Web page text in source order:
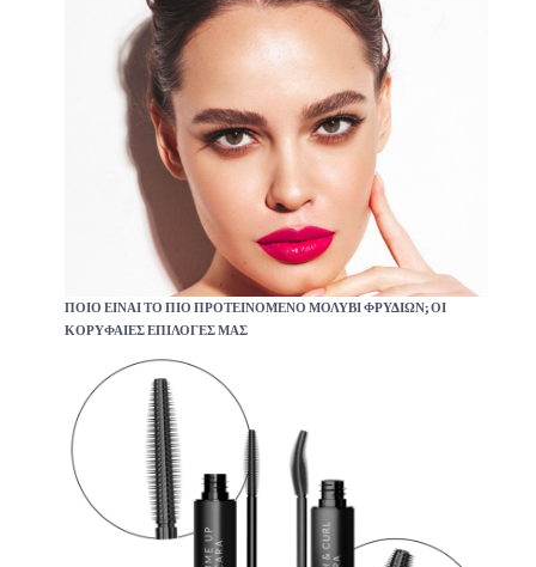
ΠΟΙΟ ΕΊΝΑΙ ΤΟ ΠΙΟ ΠΡΟΤΕΙΝΌΜΕΝΟ ΜΟΛΎΒΙ ΦΡΥΔΙΏΝ; ΟΙ
ΚΟΡΥΦΑΙΕΣ ΕΠΙΛΟΓΕΣ ΜΑΣ